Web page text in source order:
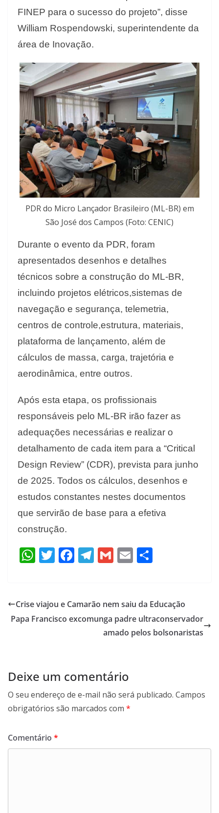
FINEP para o sucesso do projeto”, disse
William Rospendowski, superintendente da
área de Inovação.
PDR do Micro Lançador Brasileiro (ML-BR) em
São José dos Campos (Foto: CENIC)
Durante o evento da PDR, foram
apresentados desenhos e detalhes
técnicos sobre a construção do ML-BR,
incluindo projetos elétricos,sistemas de
navegação e segurança, telemetria,
centros de controle,estrutura, materiais,
plataforma de lançamento, além de
cálculos de massa, carga, trajetória e
aerodinâmica, entre outros.
Após esta etapa, os profissionais
responsáveis pelo ML-BR irão fazer as
adequações necessárias e realizar o
detalhamento de cada item para a “Critical
Design Review” (CDR), prevista para junho
de 2025. Todos os cálculos, desenhos e
estudos constantes nestes documentos
que servirão de base para a efetiva
construção.
W
s
A
T
er
F
b
o
T
gr
a
m
G
l
E
l e
Crise viajou e Camarão nem saiu da Educação
Papa Francisco excomunga padre ultraconservador
amado pelos bolsonaristas
Deixe um comentário
O seu endereço de e-mail não será publicado. Campos
obrigatórios são marcados com *
Comentário *